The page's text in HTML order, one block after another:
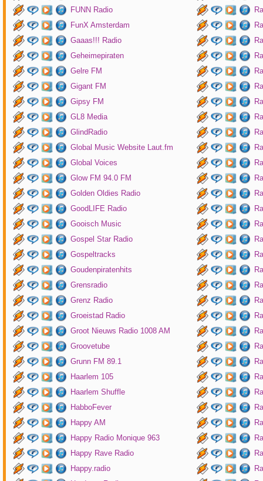
FUNN Radio
FunX Amsterdam
Gaaas!!! Radio
Geheimepiraten
Gelre FM
Gigant FM
Gipsy FM
GL8 Media
GlindRadio
Global Music Website Laut.fm
Global Voices
Glow FM 94.0 FM
Golden Oldies Radio
GoodLIFE Radio
Gooisch Music
Gospel Star Radio
Gospeltracks
Goudenpiratenhits
Grensradio
Grenz Radio
Groeistad Radio
Groot Nieuws Radio 1008 AM
Groovetube
Grunn FM 89.1
Haarlem 105
Haarlem Shuffle
HabboFever
Happy AM
Happy Radio Monique 963
Happy Rave Radio
Happy.radio